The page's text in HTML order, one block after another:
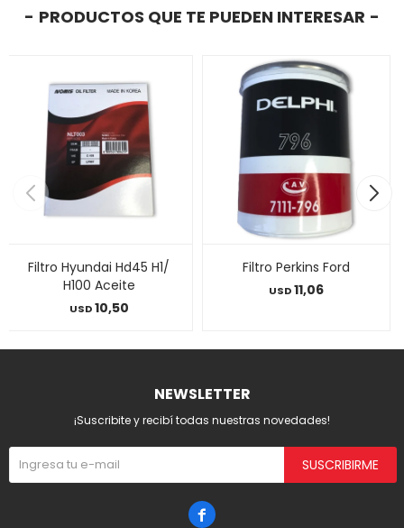
PRODUCTOS QUE TE PUEDEN INTERESAR
Filtro Hyundai Hd45 H1/
H100 Aceite
USD10,50
Filtro Perkins Ford
USD11,06
NEWSLETTER
¡Suscribite y recibí todas nuestras novedades!
SUSCRIBIRME
